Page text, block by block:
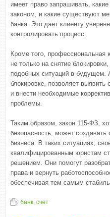
имеет право запрашивать,
законом, и какие существуют
банка. Это дает клиенту
контролировать процесс.
Кроме того,
не только на снятие
подобных ситуаций в будущем.
блокировке, позволяет
и внести необходимые
проблемы.
Таким образом, закон 115-ФЗ,
безопасность, может
бизнеса. В таких ситуациях,
квалифицированным юристам
решением. Они помогут
права и вернуть
обеспечивая тем самым
банк, счет